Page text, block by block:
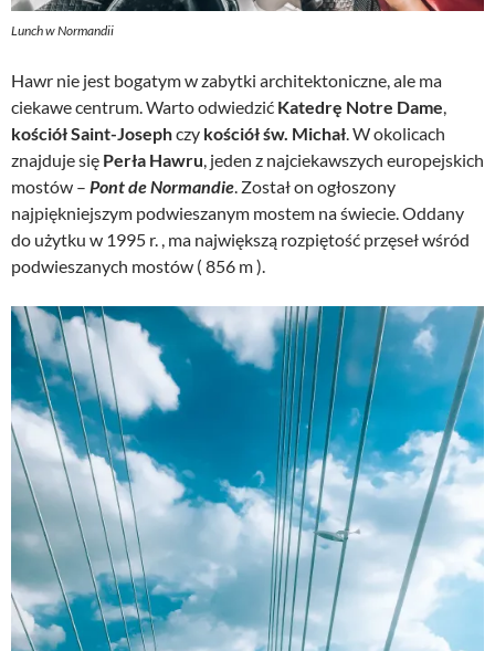
Lunch w Normandii
Hawr nie jest bogatym w zabytki architektoniczne, ale ma
ciekawe centrum. Warto odwiedzić Katedrę Notre Dame,
kościół Saint-Josephczy kościół św. Michał. W okolicach
znajduje się Perła Hawru, jeden z najciekawszych europejskich
mostów – Pont de Normandie. Został on ogłoszony
najpiękniejszym podwieszanym mostem na świecie. Oddany
do użytku w 1995 r. , ma największą rozpiętość przęseł wśród
podwieszanych mostów ( 856 m ).